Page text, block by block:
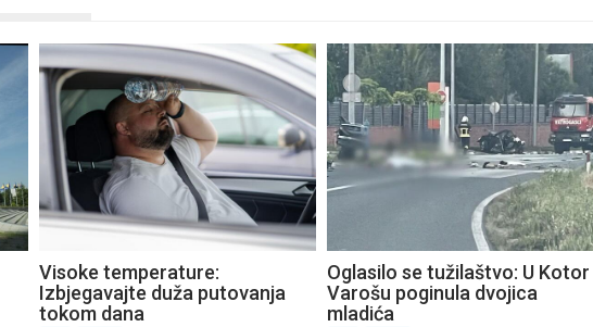
Visoke temperature:
Izbjegavajte duža putovanja
tokom dana
Oglasilo se tužilaštvo: U Kotor
Varošu poginula dvojica
mladića